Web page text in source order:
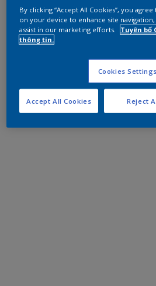
By clicking “Accept All Cookies”, you
on your device to enhance site navigation,
assist in our marketing efforts.
Tuyên bố
thông tin.
Cookies Settings
Reject
Accept All Cookies